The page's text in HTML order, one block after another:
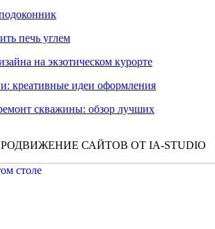
печь углем
на экзотическом курорте
креативные идеи оформления
скважины: обзор лучших
САЙТОВ ОТ IA-STUDIO